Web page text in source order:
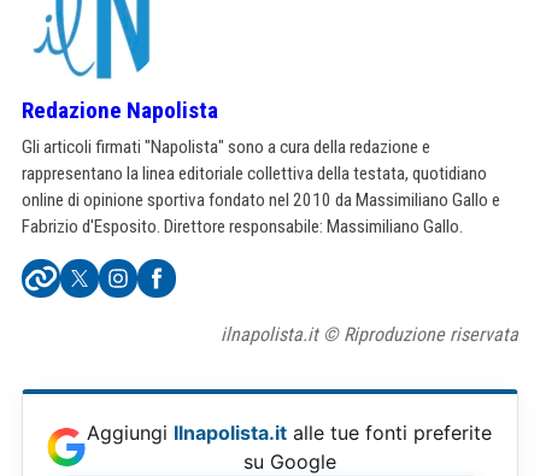
Redazione Napolista
Gli articoli firmati "Napolista" sono a cura della redazione e
rappresentano la linea editoriale collettiva della testata, quotidiano
online di opinione sportiva fondato nel 2010 da Massimiliano Gallo e
Fabrizio d'Esposito. Direttore responsabile: Massimiliano Gallo.
ilnapolista.it © Riproduzione riservata
Aggiungi Ilnapolista.it alle tue fonti preferite
su Google